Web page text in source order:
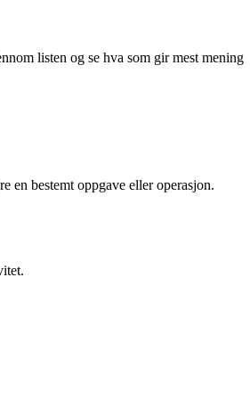
listen og se hva som gir mest mening
bestemt oppgave eller operasjon.